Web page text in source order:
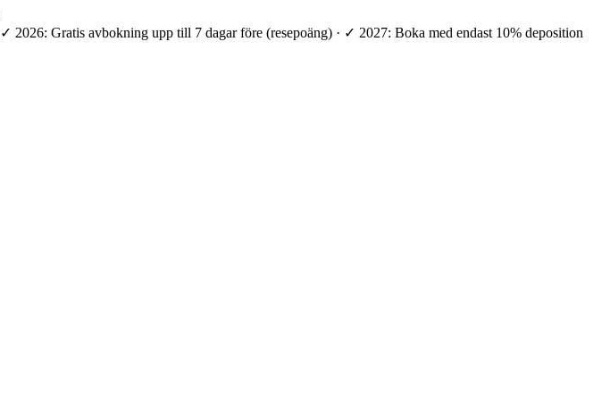
✓ 2026: Gratis avbokning upp till 7 dagar före (resepoäng) · ✓ 2027: Boka med endast 10% deposition